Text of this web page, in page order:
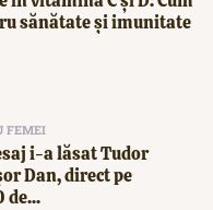
sănătate și imunitate
FEMEI
i-a lăsat Tudor
Dan, direct pe
de...